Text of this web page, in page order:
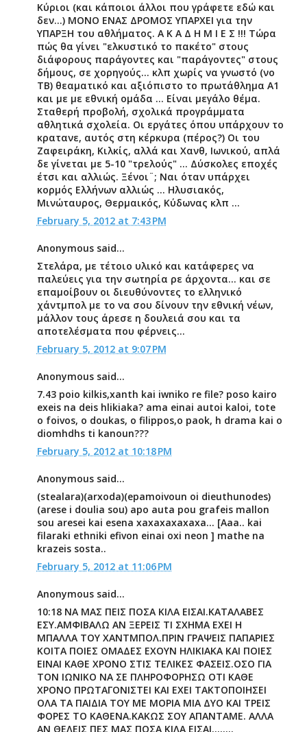
Κύριοι (και κάποιοι άλλοι που γράφετε εδώ και
δεν...) ΜΟΝΟ ΕΝΑΣ ΔΡΟΜΟΣ ΥΠΑΡΧΕΙ για την
ΥΠΑΡΞΗ του αθλήματος. Α Κ Α Δ Η Μ Ι Ε Σ !!! Τώρα
πώς θα γίνει "ελκυστικό το πακέτο" στους
διάφορους παράγοντες και "παράγοντες" στους
δήμους, σε χορηγούς... κλπ χωρίς να γνωστό (νο
ΤΒ) θεαματικό και αξιόπιστο το πρωτάθλημα Α1
και με με εθνική ομάδα ... Είναι μεγάλο θέμα.
Σταθερή προβολή, σχολικά προγράμματα
αθλητικά σχολεία. Οι εργάτες όπου υπάρχουν το
κρατανε, αυτός στη κέρκυρα (πέρος?) Οι του
Ζαφειράκη, Κιλκίς, αλλά και Χανθ, Ιωνικού, απλά
δε γίνεται με 5-10 "τρελούς" ... Δύσκολες εποχές
έτσι και αλλιώς. Ξένοι¨; Ναι όταν υπάρχει
κορμός Ελλήνων αλλιώς ... Ηλυσιακός,
Μινώταυρος, Θερμαικός, Κύδωνας κλπ ...
February 5, 2012 at 7:43 PM
Anonymous said...
Στελάρα, με τέτοιο υλικό και κατάφερες να
παλεύεις για την σωτηρία ρε άρχοντα... και σε
επαμοίβουν οι διευθύνοντες το ελληνικό
χάντμπολ με το να σου δίνουν την εθνική νέων,
μάλλον τους άρεσε η δουλειά σου και τα
αποτελέσματα που φέρνεις...
February 5, 2012 at 9:07 PM
Anonymous said...
7.43 poio kilkis,xanth kai iwniko re file? poso kairo
exeis na deis hlikiaka? ama einai autoi kaloi, tote
o foivos, o doukas, o filippos,o paok, h drama kai o
diomhdhs ti kanoun???
February 5, 2012 at 10:18 PM
Anonymous said...
(stealara)(arxoda)(epamoivoun oi dieuthunodes)
(arese i doulia sou) apo auta pou grafeis mallon
sou aresei kai esena xaxaxaxaxaxa... [Aaa.. kai
filaraki ethniki efivon einai oxi neon ] mathe na
krazeis sosta..
February 5, 2012 at 11:06 PM
Anonymous said...
10:18 ΝΑ ΜΑΣ ΠΕΙΣ ΠΟΣΑ ΚΙΛΑ ΕΙΣΑΙ.ΚΑΤΑΛΑΒΕΣ
ΕΣΥ.ΑΜΦΙΒΑΛΩ ΑΝ ΞΕΡΕΙΣ ΤΙ ΣΧΗΜΑ ΕΧΕΙ Η
ΜΠΑΛΛΑ ΤΟΥ ΧΑΝΤΜΠΟΛ.ΠΡΙΝ ΓΡΑΨΕΙΣ ΠΑΠΑΡΙΕΣ
ΚΟΙΤΑ ΠΟΙΕΣ ΟΜΑΔΕΣ ΕΧΟΥΝ ΗΛΙΚΙΑΚΑ ΚΑΙ ΠΟΙΕΣ
ΕΙΝΑΙ ΚΑΘΕ ΧΡΟΝΟ ΣΤΙΣ ΤΕΛΙΚΕΣ ΦΑΣΕΙΣ.ΟΣΟ ΓΙΑ
ΤΟΝ ΙΩΝΙΚΟ ΝΑ ΣΕ ΠΛΗΡΟΦΟΡΗΣΩ ΟΤΙ ΚΑΘΕ
ΧΡΟΝΟ ΠΡΩΤΑΓΟΝΙΣΤΕΙ ΚΑΙ ΕΧΕΙ ΤΑΚΤΟΠΟΙΗΣΕΙ
ΟΛΑ ΤΑ ΠΑΙΔΙΑ ΤΟΥ ΜΕ ΜΟΡΙΑ ΜΙΑ ΔΥΟ ΚΑΙ ΤΡΕΙΣ
ΦΟΡΕΣ ΤΟ ΚΑΘΕΝΑ.ΚΑΚΩΣ ΣΟΥ ΑΠΑΝΤΑΜΕ. ΑΛΛΑ
ΑΝ ΘΕΛΕΙΣ ΠΕΣ ΜΑΣ ΠΟΣΑ ΚΙΛΑ ΕΙΣΑΙ........